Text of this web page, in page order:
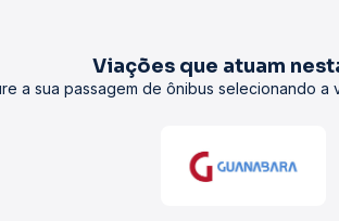
Viações que atuam
a sua passagem de ônibus selecionando a